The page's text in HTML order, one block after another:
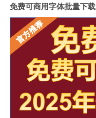
免费可商用字体批量下载